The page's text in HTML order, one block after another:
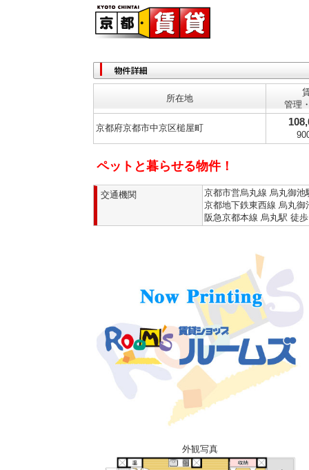
所在地
管理
京都府京都市中京区槌屋町
ペットと暮らせる物件！
交通機関
京都市営烏丸線 烏丸御池
京都地下鉄東西線 烏丸御
阪急京都本線 烏丸駅 徒
外観写真